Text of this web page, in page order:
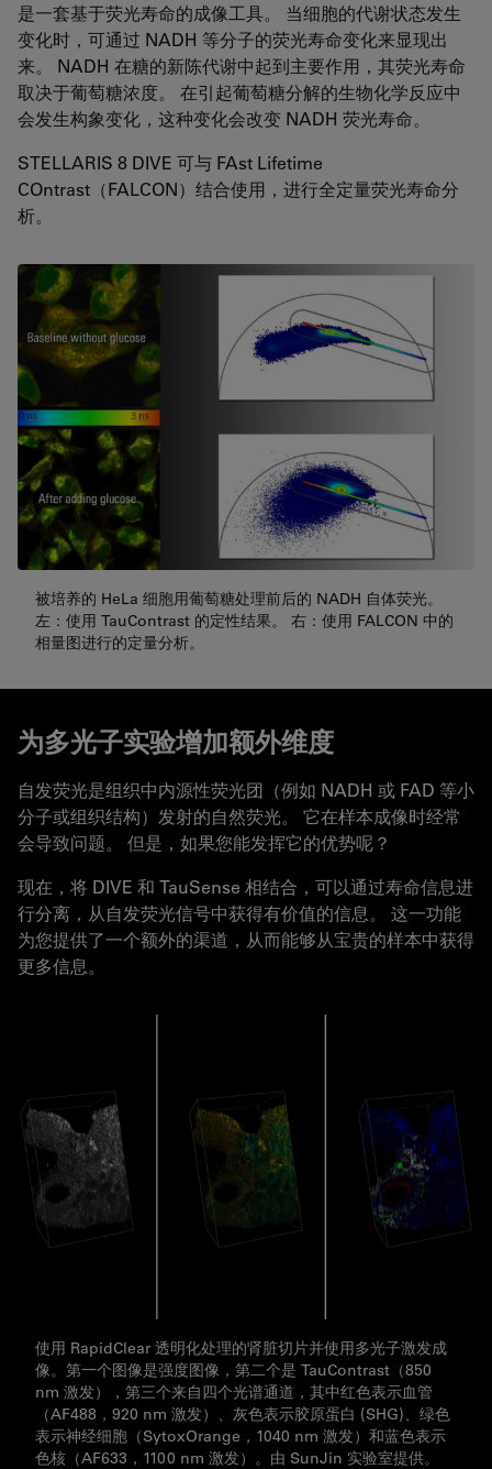
是一套基于荧光寿命的成像工具。 当细胞的代谢状态发生
变化时，可通过 NADH 等分子的荧光寿命变化来显现出
来。 NADH 在糖的新陈代谢中起到主要作用，其荧光寿命
取决于葡萄糖浓度。 在引起葡萄糖分解的生物化学反应中
会发生构象变化，这种变化会改变 NADH 荧光寿命。
STELLARIS 8 DIVE 可与 FAst Lifetime
COntrast（FALCON）结合使用，进行全定量荧光寿命分
析。
被培养的 HeLa 细胞用葡萄糖处理前后的 NADH 自体荧光。
左：使用 TauContrast 的定性结果。 右：使用 FALCON 中的
相量图进行的定量分析。
为多光子实验增加额外维度
自发荧光是组织中内源性荧光团（例如 NADH 或 FAD 等小
分子或组织结构）发射的自然荧光。 它在样本成像时经常
会导致问题。 但是，如果您能发挥它的优势呢？
现在，将 DIVE 和 TauSense 相结合，可以通过寿命信息进
行分离，从自发荧光信号中获得有价值的信息。 这一功能
为您提供了一个额外的渠道，从而能够从宝贵的样本中获得
更多信息。
使用 RapidClear 透明化处理的肾脏切片并使用多光子激发成
像。第一个图像是强度图像，第二个是 TauContrast（850
nm 激发），第三个来自四个光谱通道，其中红色表示血管
（AF488，920 nm 激发）、灰色表示胶原蛋白 (SHG)、绿色
表示神经细胞（SytoxOrange，1040 nm 激发）和蓝色表示
色核（AF633，1100 nm 激发）。由 SunJin 实验室提供。